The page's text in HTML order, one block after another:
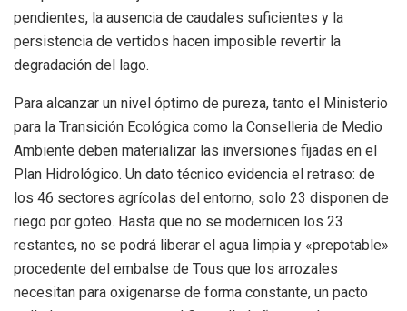
pendientes, la ausencia de caudales suficientes y la
persistencia de vertidos hacen imposible revertir la
degradación del lago.
Para alcanzar un nivel óptimo de pureza, tanto el Ministerio
para la Transición Ecológica como la Conselleria de Medio
Ambiente deben materializar las inversiones fijadas en el
Plan Hidrológico. Un dato técnico evidencia el retraso: de
los 46 sectores agrícolas del entorno, solo 23 disponen de
riego por goteo. Hasta que no se modernicen los 23
restantes, no se podrá liberar el agua limpia y «prepotable»
procedente del embalse de Tous que los arrozales
necesitan para oxigenarse de forma constante, un pacto